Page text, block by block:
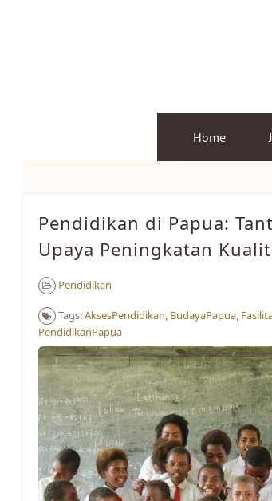
Home
Pendidikan di Papua:
Upaya Peningkatan
Pendidikan
Tags:AksesPendidikan, BudayaPapua,
PendidikanPapua